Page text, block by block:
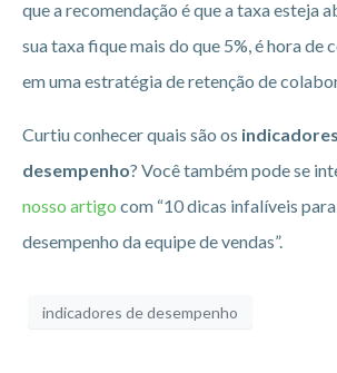
que a recomendação é que a taxa esteja
sua taxa fique mais do que 5%, é hora de
em uma estratégia de retenção de
Curtiu conhecer quais são os
desempenho? Você também pode se
nosso artigo com “10 dicas infalíveis
desempenho da equipe de vendas”.
indicadores de desempenho